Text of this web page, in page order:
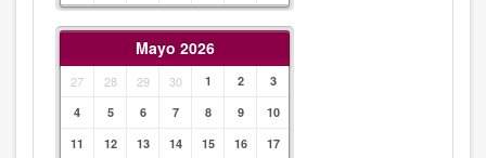
Mayo 2026
27 28 29 30 1 2
3
4
5 6 7 8 9
10
11
12 13 14 15 16
17